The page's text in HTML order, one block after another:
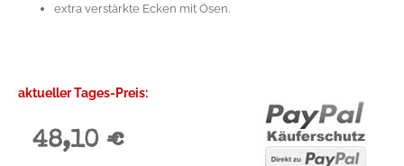
extra verstärkte Ecken mit Ösen.
aktueller Tages-Preis:
48,10 €